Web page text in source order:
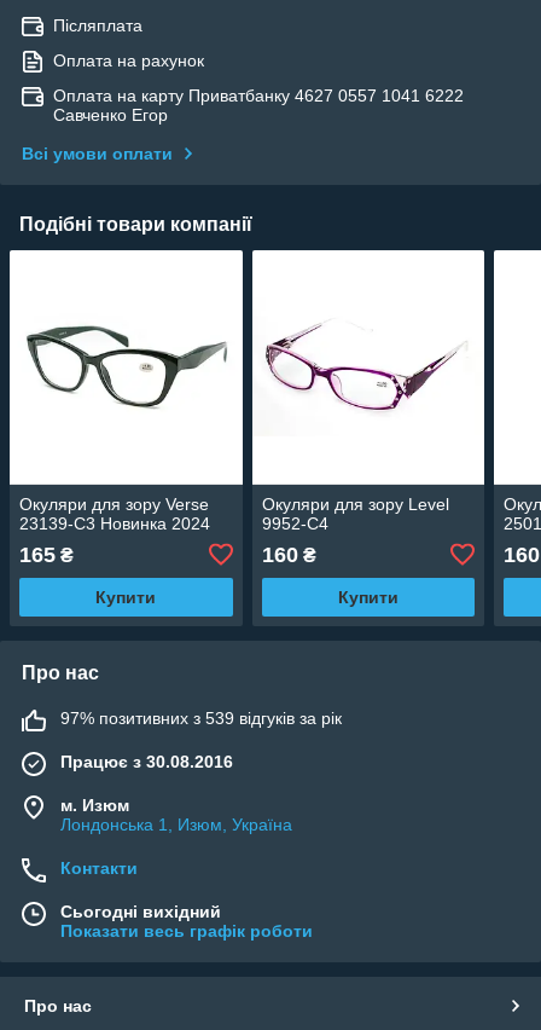
Післяплата
Оплата на рахунок
Оплата на карту Приватбанку 4627 0557 1041 6222
Савченко Егор
Всі умови оплати
Подібні товари компанії
Окуляри для зору Verse
23139-C3 Новинка 2024
165 ₴
Купити
Окуляри для зору Level
9952-С4
160₴
Купити
160
Про нас
97% позитивних з 539 відгуків за рік
Працює з 30.08.2016
м. Изюм
Лондонська 1, Изюм, Україна
Контакти
Сьогодні вихідний
Показати весь графік роботи
Про нас